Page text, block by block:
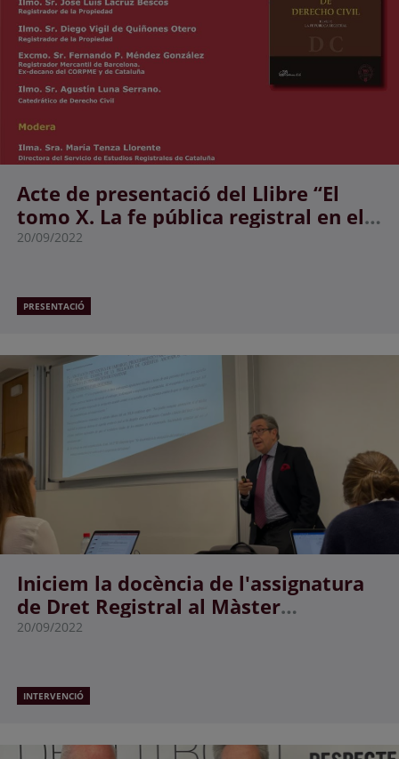
Acte de presentació del Llibre “El
tomo X. La fe pública registral en el
tratado de Derecho Civil”
20/09/2022
PRESENTACIÓ
Iniciem la docència de l'assignatura
de Dret Registral al Màster
Universitari d'Advocacia d'ESADE
20/09/2022
INTERVENCIÓ